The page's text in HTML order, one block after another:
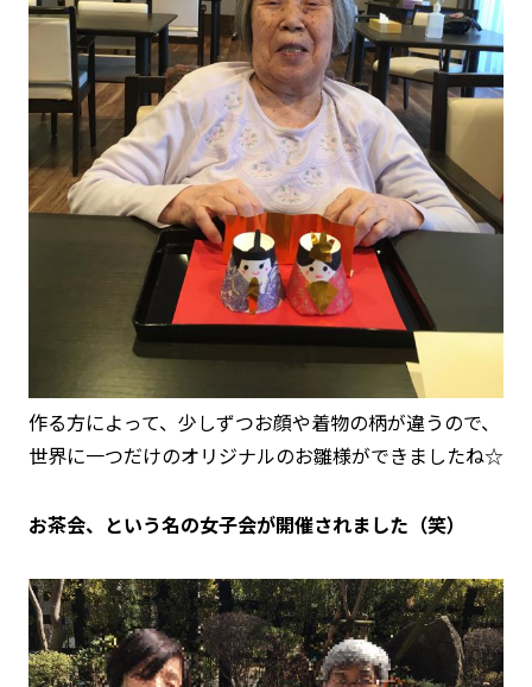
作る方によって、少しずつお顔や着物の柄が違うので、
世界に一つだけのオリジナルのお雛様ができましたね☆
お茶会、という名の女子会が開催されました（笑）